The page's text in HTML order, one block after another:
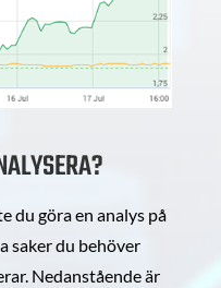
du göra en analys på
saker du behöver
Nedanstående är